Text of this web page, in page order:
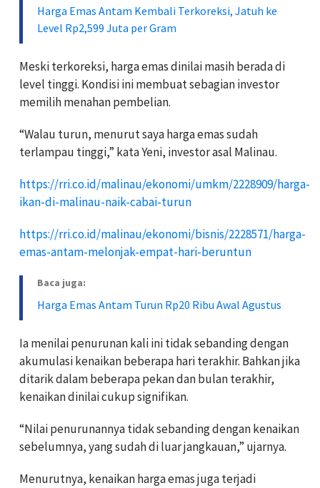
Harga Emas Antam Kembali Terkoreksi, Jatuh ke
Level Rp2,599 Juta per Gram
Meski terkoreksi, harga emas dinilai masih berada di
level tinggi. Kondisi ini membuat sebagian investor
memilih menahan pembelian.
“Walau turun, menurut saya harga emas sudah
terlampau tinggi,” kata Yeni, investor asal Malinau.
https://rri.co.id/malinau/ekonomi/umkm/2228909/harga-
ikan-di-malinau-naik-cabai-turun
https://rri.co.id/malinau/ekonomi/bisnis/2228571/harga-
emas-antam-melonjak-empat-hari-beruntun
Baca juga:
Harga Emas Antam Turun Rp20 Ribu Awal Agustus
Ia menilai penurunan kali ini tidak sebanding dengan
akumulasi kenaikan beberapa hari terakhir. Bahkan jika
ditarik dalam beberapa pekan dan bulan terakhir,
kenaikan dinilai cukup signifikan.
“Nilai penurunannya tidak sebanding dengan kenaikan
sebelumnya, yang sudah di luar jangkauan,” ujarnya.
Menurutnya, kenaikan harga emas juga terjadi